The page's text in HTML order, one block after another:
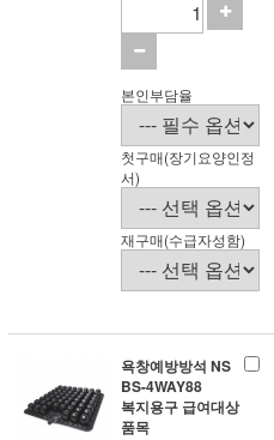
본인부담율
첫구매(장기요양인정
서)
재구매(수급자성함)
욕창예방방석 NS
BS-4WAY88
복지용구 급여대상
품목